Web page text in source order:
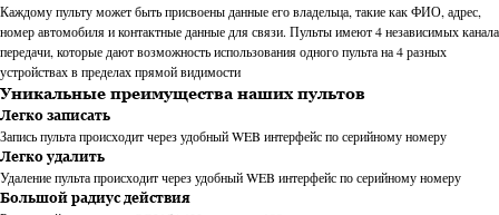
Каждому пульту может быть присвоены данные его владельца, такие как ФИО, адрес,
номер автомобиля и контактные данные для связи. Пульты имеют 4 независимых канала
передачи, которые дают возможность использования одного пульта на 4 разных
устройствах в пределах прямой видимости
Уникальные преимущества наших пультов
Легко записать
Запись пульта происходит через удобный WEB интерфейс по серийному номеру
Легко удалить
Удаление пульта происходит через удобный WEB интерфейс по серийному номеру
Большой радиус действия